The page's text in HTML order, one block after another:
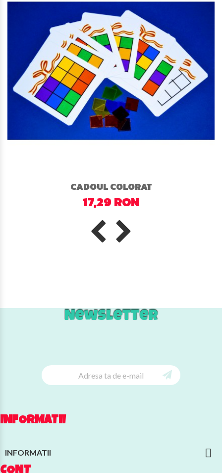
CADOUL COLORAT
17,29 RON
Newsletter
INFORMATII
INFORMATII 